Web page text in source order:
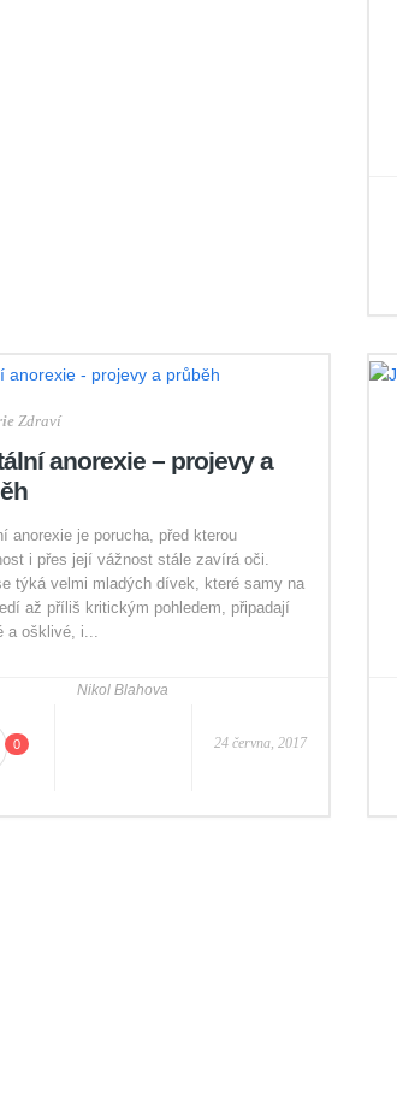
Zdraví
anorexie – projevy a
anorexie je porucha, před kterou
i přes její vážnost stále zavírá oči.
týká velmi mladých dívek, které samy na
až příliš kritickým pohledem, připadají
a ošklivé, i...
0
Nikol Blahova
24 června, 2017